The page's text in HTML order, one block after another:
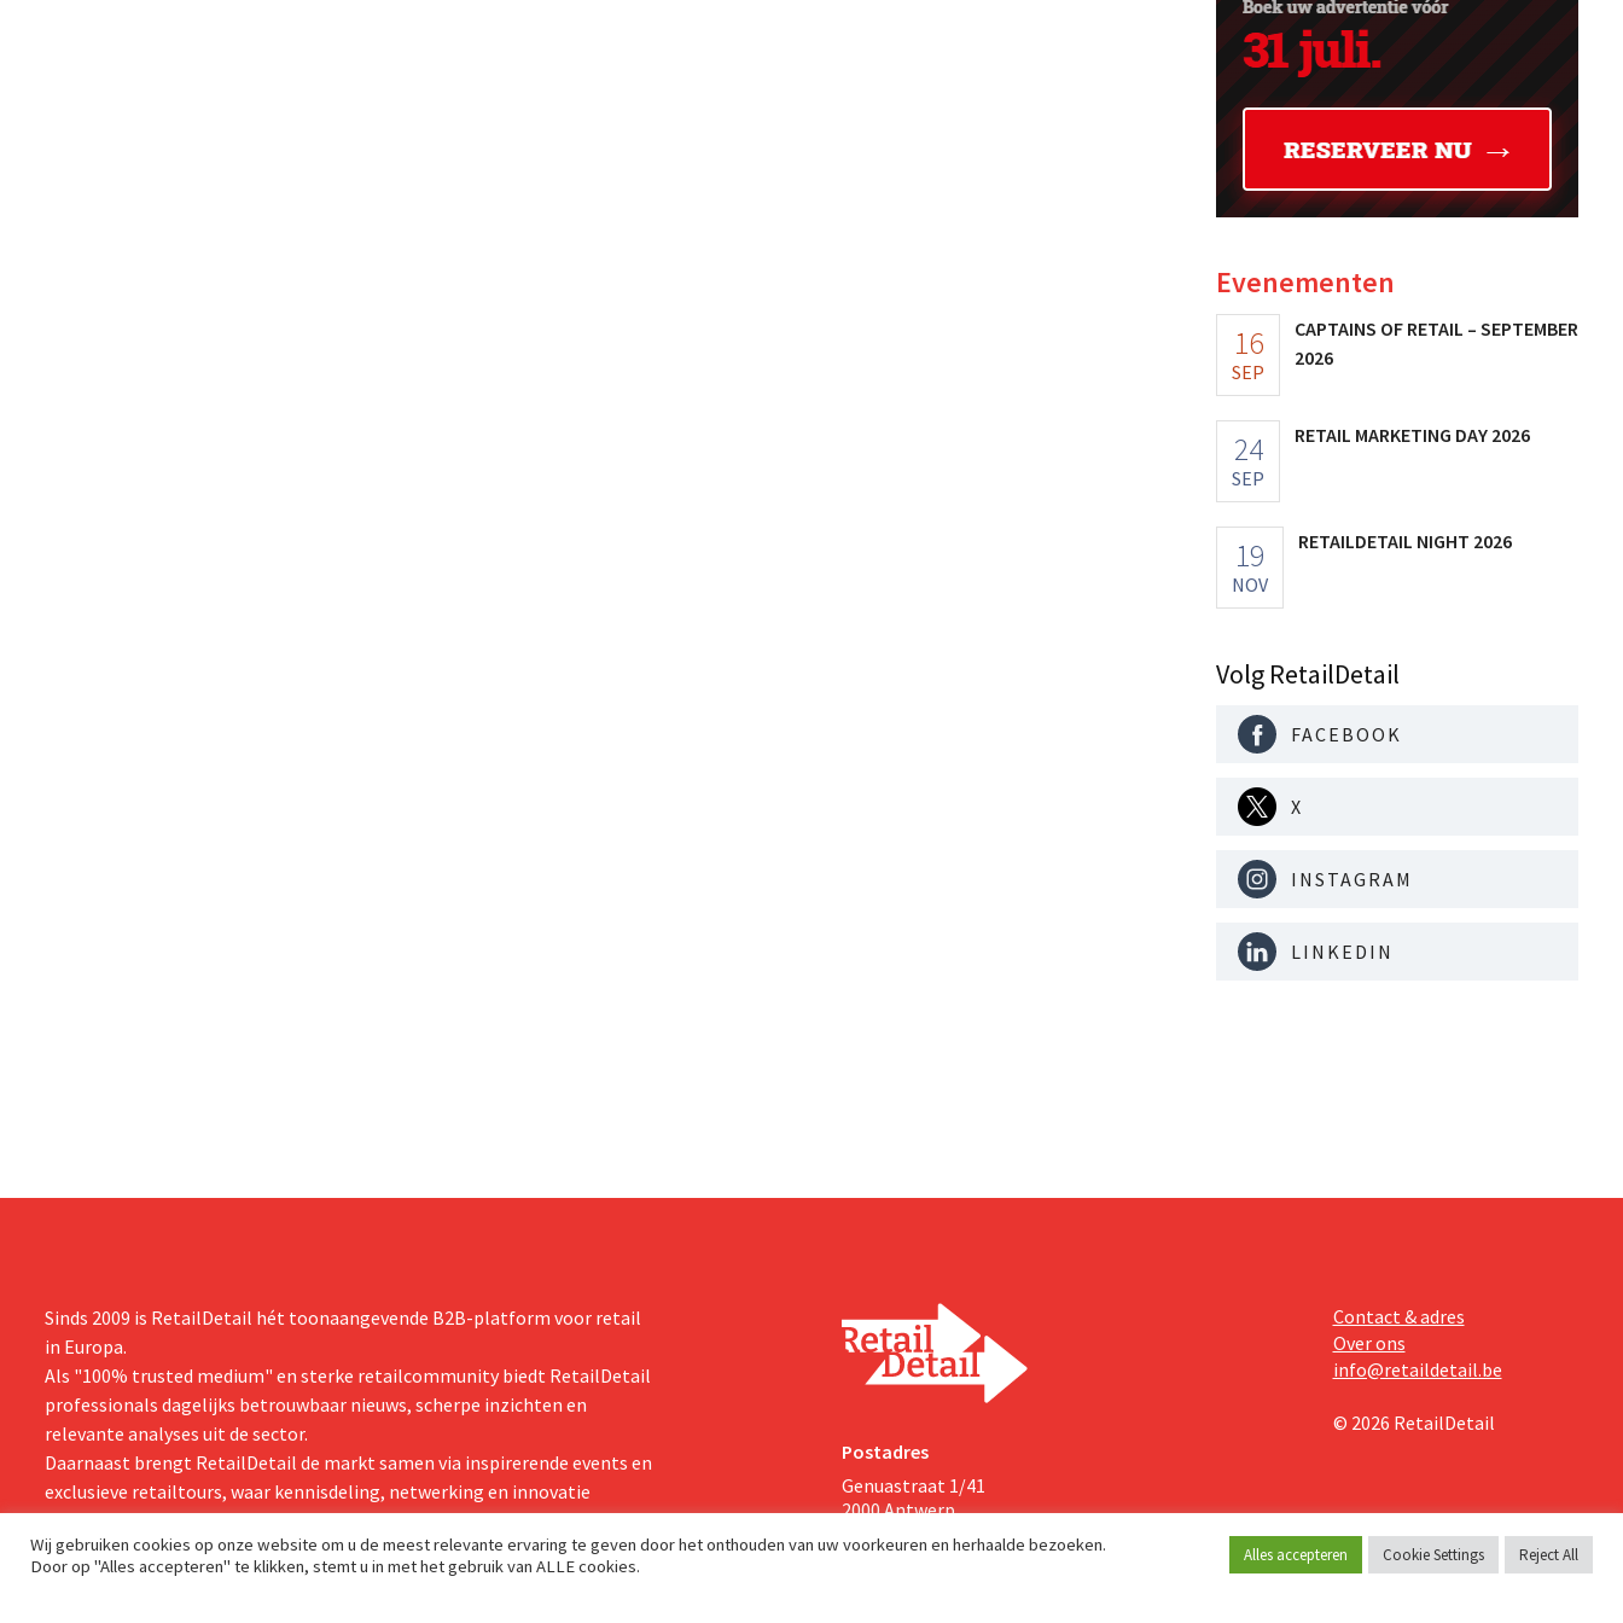
Evenementen
16
SEP
CAPTAINS OF RETAIL – SEPTEMBER
2026
24
SEP
RETAIL MARKETING DAY 2026
19
NOV
RETAILDETAIL NIGHT 2026
Volg RetailDetail
FACEBOOK
X
INSTAGRAM
LINKEDIN
Sinds 2009 is RetailDetail hét toonaangevende B2B-platform voor retail
in Europa.
Als "100% trusted medium" en sterke retailcommunity biedt RetailDetail
professionals dagelijks betrouwbaar nieuws, scherpe inzichten en
relevante analyses uit de sector.
Daarnaast brengt RetailDetail de markt samen via inspirerende events en
exclusieve retailtours, waar kennisdeling, netwerking en innovatie
centraal staan.
Postadres
Genuastraat 1/41
2000 Antwerp
Contact & adres
Over ons
info@retaildetail.be
© 2026 RetailDetail
Wij gebruiken cookies op onze website om u de meest relevante ervaring te geven door het onthouden van uw voorkeuren en herhaalde bezoeken.
Door op "Alles accepteren" te klikken, stemt u in met het gebruik van ALLE cookies.
Alles accepteren Cookie Settings Reject All